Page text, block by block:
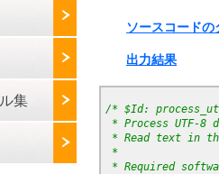
集
ソースコードの
出力結果
/* $Id:
* Process UTF-8
* Read text in
*
* Required